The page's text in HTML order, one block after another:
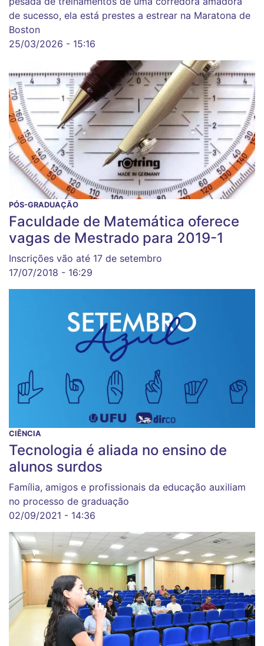
de sucesso, ela está prestes a estrear na Maratona de
Boston
25/03/2026 - 15:16
PÓS-GRADUAÇÃO
Faculdade de Matemática oferece
vagas de Mestrado para 2019-1
Inscrições vão até 17 de setembro
17/07/2018 - 16:29
CIÊNCIA
Tecnologia é aliada no ensino de
alunos surdos
Família, amigos e profissionais da educação auxiliam
no processo de graduação
02/09/2021 - 14:36